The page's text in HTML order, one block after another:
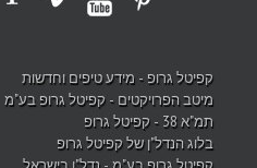
קפיטל גרופ - מידע טיפים וחדשות
מיטב הפרויקטים - קפיטל גרופ בע"מ
תמ"א 38 - קפיטל גרופ
בלוג הנדל"ן של קפיטל גרופ